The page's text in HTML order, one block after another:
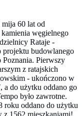
60 lat od
węgielnego
Rataje -
projektu budowlanego
Poznania. Pierwszy
z ratajskich
- ukończono w
a do użytku oddano go
było zawrotne.
roku oddano do użytku
z 1562 mieszkaniami!